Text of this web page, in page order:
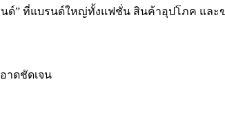
นด์” ที่แบรนด์ใหญ่ทั้งแฟชั่น สินค้าอุปโภค แล
าดชัดเจน